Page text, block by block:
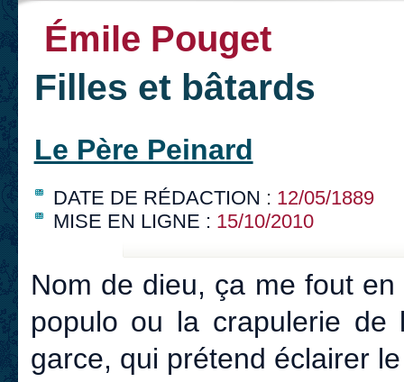
Émile Pouget
Filles et bâtards
Le Père Peinard
DATE DE RÉDACTION : 12/05/1889
MISE EN LIGNE : 15/10/2010
Nom de dieu, ça me fout
populo ou la crapulerie de
garce, qui prétend éclairer